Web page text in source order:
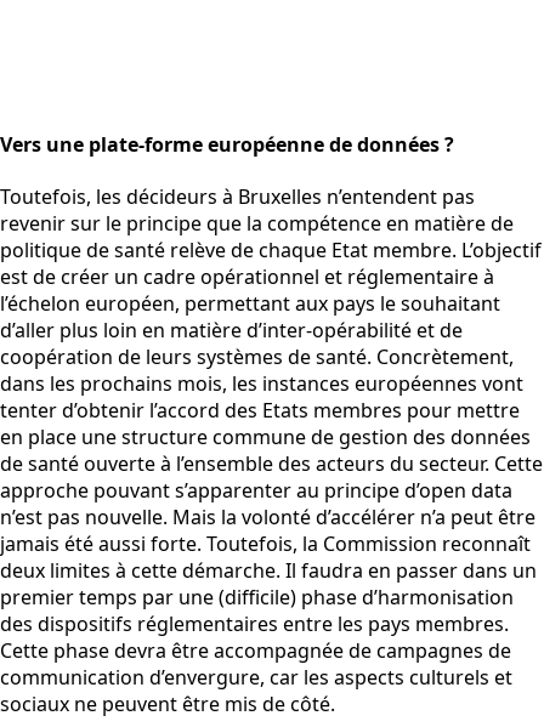
Vers une plate-forme européenne de données ?
Toutefois, les décideurs à Bruxelles n’entendent pas
revenir sur le principe que la compétence en matière de
politique de santé relève de chaque Etat membre. L’objectif
est de créer un cadre opérationnel et réglementaire à
l’échelon européen, permettant aux pays le souhaitant
d’aller plus loin en matière d’inter-opérabilité et de
coopération de leurs systèmes de santé. Concrètement,
dans les prochains mois, les instances européennes vont
tenter d’obtenir l’accord des Etats membres pour mettre
en place une structure commune de gestion des données
de santé ouverte à l’ensemble des acteurs du secteur. Cette
approche pouvant s’apparenter au principe d’open data
n’est pas nouvelle. Mais la volonté d’accélérer n’a peut être
jamais été aussi forte. Toutefois, la Commission reconnaît
deux limites à cette démarche. Il faudra en passer dans un
premier temps par une (difficile) phase d’harmonisation
des dispositifs réglementaires entre les pays membres.
Cette phase devra être accompagnée de campagnes de
communication d’envergure, car les aspects culturels et
sociaux ne peuvent être mis de côté.